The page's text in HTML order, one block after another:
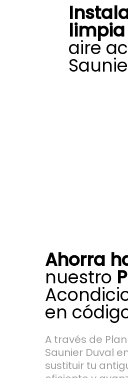
limpia
aire
Ahorra
nuestro
en
A través de
Saunier Duval
sustituir tu